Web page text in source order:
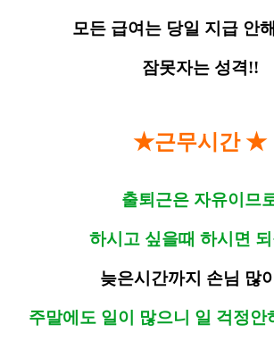
모든 급여는 당일 지급 안
잠못자는 성격!!
★근무시간 ★
출퇴근은 자유이므
하시고 싶을때 하시면
늦은시간까지 손님 많
주말에도 일이 많으니 일 걱정